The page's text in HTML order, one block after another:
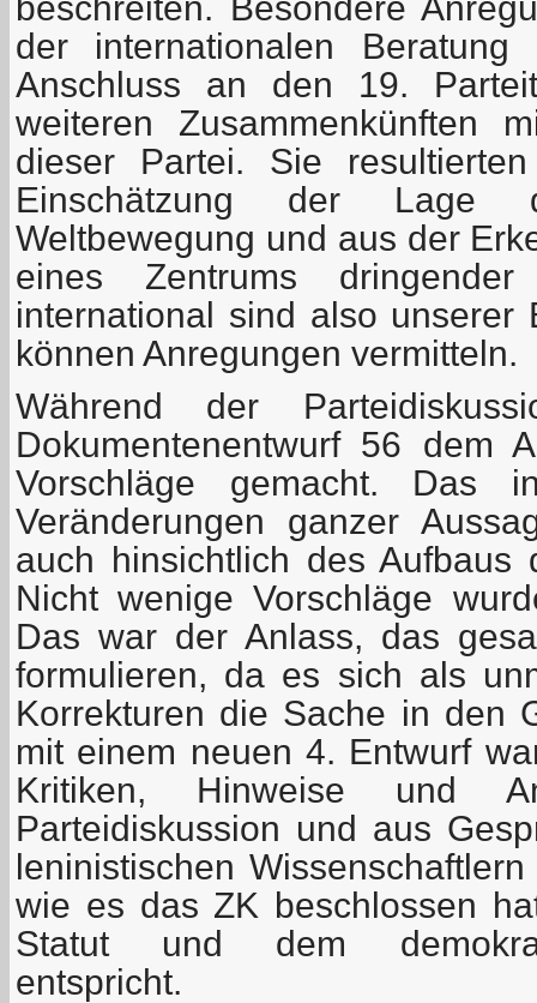
der internationalen
Anschluss an den 19.
weiteren Zusammenkünften
dieser Partei. Sie
Einschätzung der Lage
Weltbewegung und aus der
eines Zentrums
international sind also unserer
können Anregungen vermitteln.
Während der
Dokumentenentwurf 56 dem
Vorschläge gemacht. Das
Veränderungen ganzer
auch hinsichtlich des Aufbaus
Nicht wenige Vorschläge
Das war der Anlass, das
formulieren, da es sich als
Korrekturen die Sache in den
mit einem neuen 4. Entwurf
Kritiken, Hinweise und
Parteidiskussion und aus
leninistischen
wie es das ZK beschlossen
Statut und dem
entspricht.